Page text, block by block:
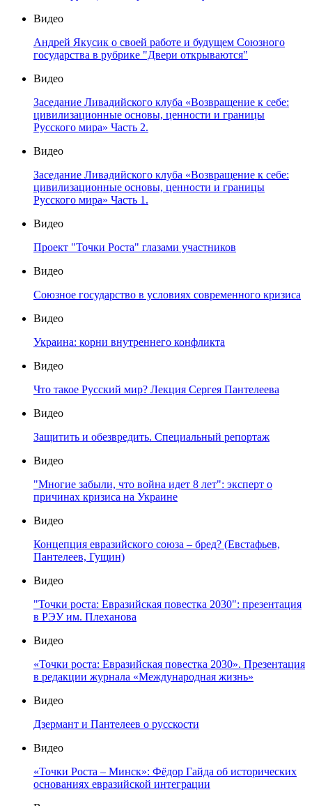
Видео
Андрей Якусик о своей работе и будущем Союзного
государства в рубрике "Двери открываются"
Видео
Заседание Ливадийского клуба «Возвращение к себе:
цивилизационные основы, ценности и границы
Русского мира» Часть 2.
Видео
Заседание Ливадийского клуба «Возвращение к себе:
цивилизационные основы, ценности и границы
Русского мира» Часть 1.
Видео
Проект "Точки Роста" глазами участников
Видео
Союзное государство в условиях современного кризиса
Видео
Украина: корни внутреннего конфликта
Видео
Что такое Русский мир? Лекция Сергея Пантелеева
Видео
Защитить и обезвредить. Специальный репортаж
Видео
"Многие забыли, что война идет 8 лет": эксперт о
причинах кризиса на Украине
Видео
Концепция евразийского союза – бред? (Евстафьев,
Пантелеев, Гущин)
Видео
"Точки роста: Евразийская повестка 2030": презентация
в РЭУ им. Плеханова
Видео
«Точки роста: Евразийская повестка 2030». Презентация
в редакции журнала «Международная жизнь»
Видео
Дзермант и Пантелеев о русскости
Видео
«Точки Роста – Минск»: Фёдор Гайда об исторических
основаниях евразийской интеграции